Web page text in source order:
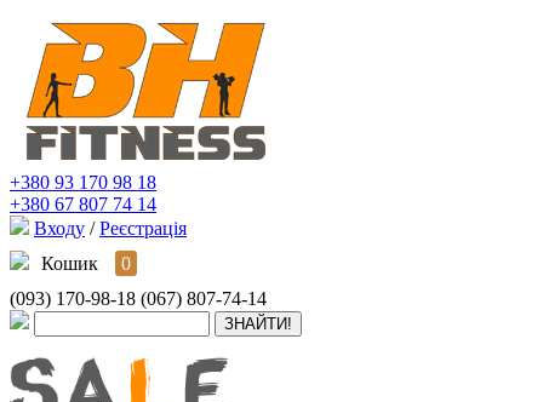
+380 93 170 98 18
+380 67 807 74 14
Входу / Реєстрація
Кошик
0
(093) 170-98-18 (067) 807-74-14